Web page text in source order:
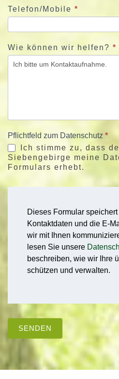
Telefon/Mobile *
Wie können wir helfen? *
Pflichtfeld zum Datenschutz *
Ich stimme zu, dass
Siebengebirge meine
Formulars erhebt.
Dieses Formular
Kontaktdaten und die E-
wir mit Ihnen
lesen Sie unsere
beschreiben, wie wir Ihre
schützen und verwalten.
SENDEN